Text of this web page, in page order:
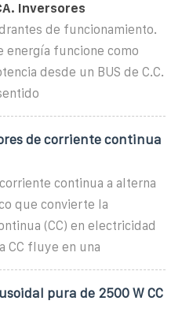
Inversores
de funcionamiento.
energía funcione como
desde un BUS de C.C.
de corriente continua
continua a alterna
que convierte la
(CC) en electricidad
CC fluye en una
pura de 2500 W CC